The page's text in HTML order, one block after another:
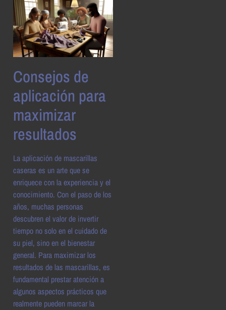
Consejos de
aplicación para
maximizar
resultados
La aplicación de mascarillas
caseras es un arte que se
enriquece con la experiencia y el
conocimiento. Con el paso de los
años, muchas personas
descubren el valor de invertir
tiempo no solo en el cuidado de
su piel, sino en el bienestar
general. Para maximizar los
resultados de las mascarillas, es
fundamental prestar atención a
algunos aspectos prácticos que
realmente pueden marcar la